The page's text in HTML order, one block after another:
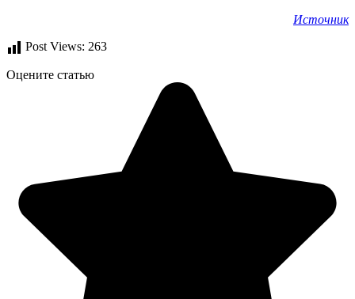
Источник
Post Views: 263
Оцените статью